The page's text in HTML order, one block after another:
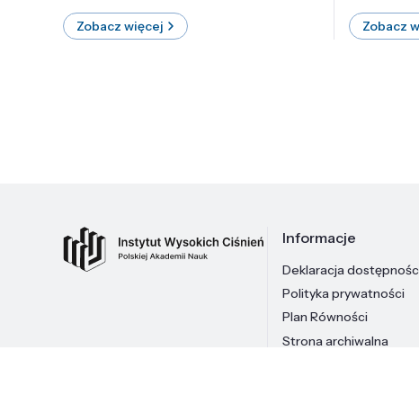
Zobacz więcej Zobacz
Informacje
Deklaracja
Polityka prywatności
Plan Równości
Strona archiwalna